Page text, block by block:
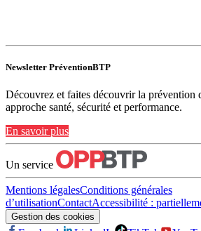
Newsletter PréventionBTP
Découvrez et faites découvrir la prévention
approche santé, sécurité et performance.
En savoir plus
Un service
Mentions légalesConditions générales
d’utilisationContactAccessibilité :
Gestion des cookies